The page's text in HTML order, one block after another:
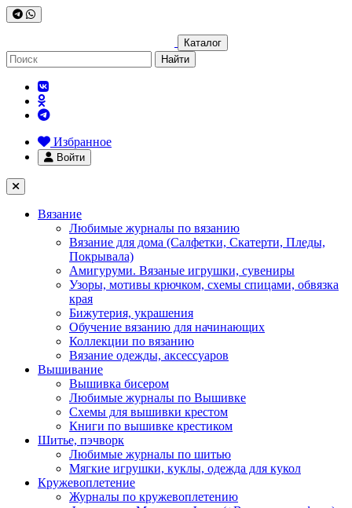
Каталог
Найти
Избранное
Войти
Вязание
Любимые журналы по вязанию
Вязание для дома (Салфетки, Скатерти, Пледы,
Покрывала)
Амигуруми. Вязаные игрушки, сувениры
Узоры, мотивы крючком, схемы спицами, обвязка
края
Бижутерия, украшения
Обучение вязанию для начинающих
Коллекции по вязанию
Вязание одежды, аксессуаров
Вышивание
Вышивка бисером
Любимые журналы по Вышивке
Схемы для вышивки крестом
Книги по вышивке крестиком
Шитье, пэчворк
Любимые журналы по шитью
Мягкие игрушки, куклы, одежда для кукол
Кружевоплетение
Журналы по кружевоплетению